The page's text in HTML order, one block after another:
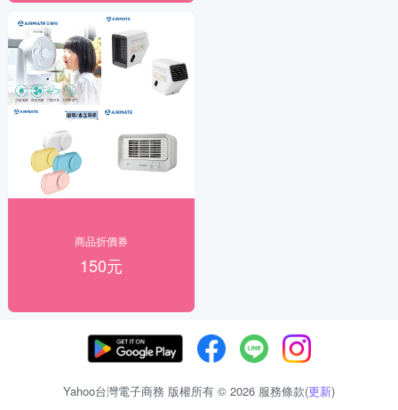
商品折價券
150元
Yahoo台灣電子商務 版權所有 © 2026 服務條款(更新)